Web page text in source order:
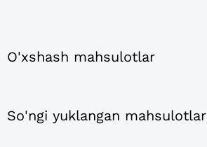
O'xshash mahsulotlar
So'ngi yuklangan mahsulotlar